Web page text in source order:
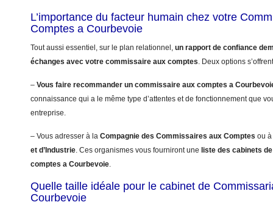
L’importance du facteur humain chez votre
Comptes a Courbevoie
Tout aussi essentiel, sur le plan relationnel, un rapport de confiance
échanges avec votre commissaire aux comptes. Deux options
– Vous faire recommander un commissaire aux comptes a
connaissance qui a le même type d’attentes et de fonctionnement que
entreprise.
– Vous adresser à la Compagnie des Commissaires aux Comptes ou
et d’Industrie. Ces organismes vous fourniront une liste des cabinets
comptes a Courbevoie.
Quelle taille idéale pour le cabinet de
Courbevoie